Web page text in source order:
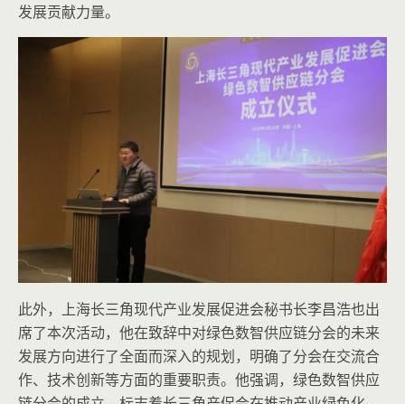
发展贡献力量。
此外，上海长三角现代产业发展促进会秘书长李昌浩也出
席了本次活动，他在致辞中对绿色数智供应链分会的未来
发展方向进行了全面而深入的规划，明确了分会在交流合
作、技术创新等方面的重要职责。他强调，绿色数智供应